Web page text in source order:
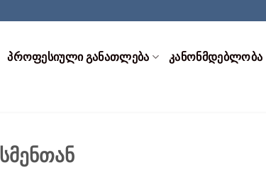
ᲞᲠᲝᲤᲔᲡᲘᲣᲚᲘ ᲒᲐᲜᲐᲗᲚᲔᲑᲐ ᲙᲐᲜᲝᲜᲛᲓᲔᲑᲚᲝᲑᲐ